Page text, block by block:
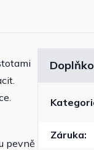
pevně
Záruka: